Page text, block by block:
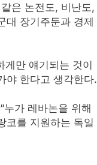
은 논전도, 비난도,
대 장기주둔과 경제
게만 얘기되는 것이
야 한다고 생각한다.
누가 레바논을 위해
코를 지원하는 독일